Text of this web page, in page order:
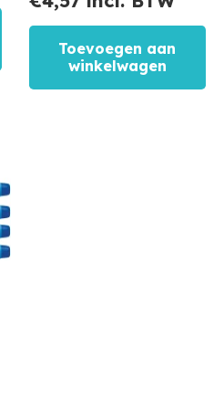
Toevoegen aan
winkelwagen